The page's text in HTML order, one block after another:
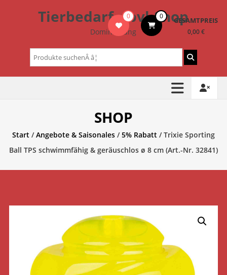
Tierbedarf – bvl-Shop
Dominik Lang
0 0 GESAMTPREIS
0,00 €
Suchen
nach:
SHOP
Start/Angebote & Saisonales/5% Rabatt/ Trixie Sporting
Ball TPS schwimmfähig & geräuschlos ø 8 cm (Art.-Nr. 32841)